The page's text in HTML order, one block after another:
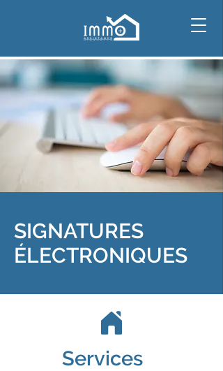
SIGNATURES
ÉLECTRONIQUES
Services